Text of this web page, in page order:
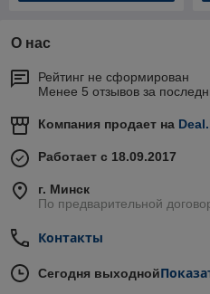
О нас
Рейтинг не сформирован
Менее 5 отзывов за
Компания продает на
Работает с 18.09.2017
г. Минск
По предварительной
Контакты
Сегодня выходной